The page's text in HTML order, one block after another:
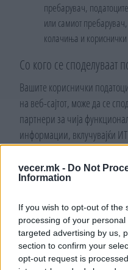
vecer.mk - Do Not
Information
If you wish to opt-out of the
processing of your
targeted advertising by us,
section to confirm your
opt-out request is
пребарувач,
или самиот
колачиња и
Со кого се споделуваат
Вашите кориснички
на веб-сајтот, може да се
партнери за чија
информации, вклучувајќи
маркетинг агенции, како и
процесот на работа на
доверливи партнери имаат
податоците што се
соодветни мерки и прописи
корисничките лични